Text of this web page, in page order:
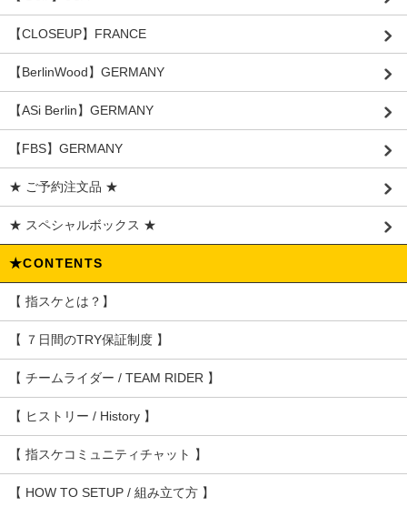
【CLOSEUP】FRANCE
【BerlinWood】GERMANY
【ASi Berlin】GERMANY
【FBS】GERMANY
★ ご予約注文品 ★
★ スペシャルボックス ★
★CONTENTS
【 指スケとは？】
【 ７日間のTRY保証制度 】
【 チームライダー / TEAM RIDER 】
【 ヒストリー / History 】
【 指スケコミュニティチャット 】
【 HOW TO SETUP / 組み立て方 】